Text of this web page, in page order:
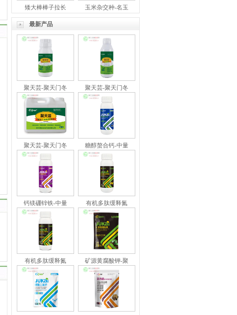
矮大棒棒子拉长 玉米杂交种-名玉
最新产品
聚天芸-聚天门冬 聚天芸-聚天门冬
聚天芸-聚天门冬 糖醇螯合钙-中量
钙镁硼锌铁-中量 有机多肽缓释氮
有机多肽缓释氮 矿源黄腐酸钾-聚